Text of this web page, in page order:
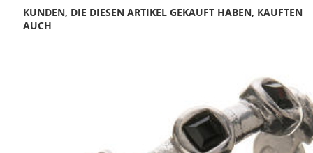
KUNDEN, DIE DIESEN ARTIKEL GEKAUFT HABEN, KAUFTEN
AUCH